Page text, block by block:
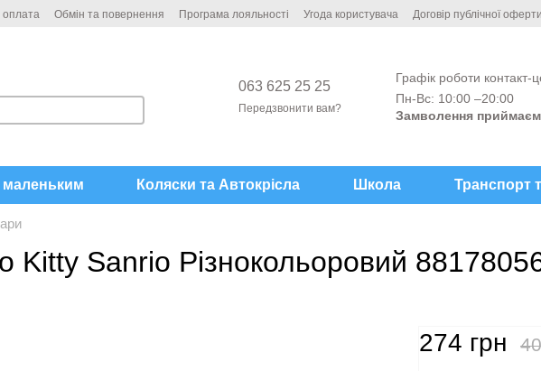
оплата Обмін та повернення Програма лояльності Угода користувача
Договір публічної оферти
063 625 25 25
Передзвонити вам?
Графік роботи контакт-
Пн-Вс: 10:00 –20:00
Замволення
Коляски та Автокрісла Школа Транспорт
Kitty Sanrio Різнокольоровий
274 грн